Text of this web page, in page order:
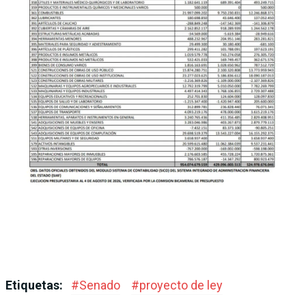
Etiquetas: #Senado #proyecto de ley